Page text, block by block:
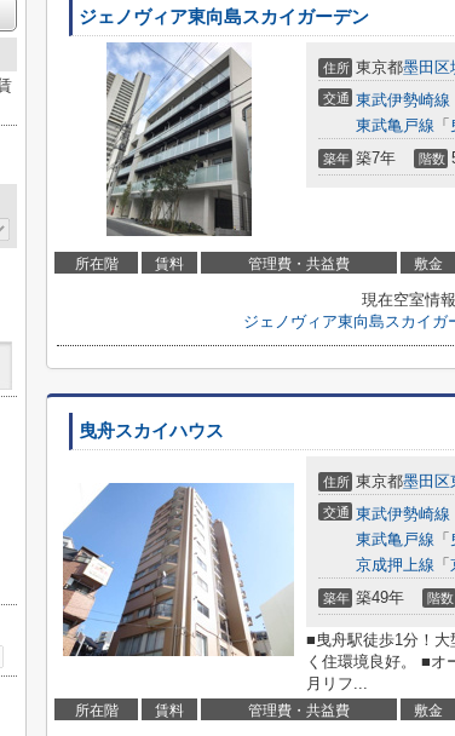
ジェノヴィア東向島スカイガーデン
住所 東京都墨田区
交通 東武伊勢崎線
東武亀戸線 「
築年 築7年 階数
所在階 賃料 管理費・共益費 敷金
現在空室情
ジェノヴィア東向島スカイガ
曳舟スカイハウス
住所 東京都墨田区
交通 東武伊勢崎線
東武亀戸線 「
京成押上線 「
築年 築49年 階数
■曳舟駅徒歩1分！
く住環境良好。 ■オ
月リフ...
所在階 賃料 管理費・共益費 敷金